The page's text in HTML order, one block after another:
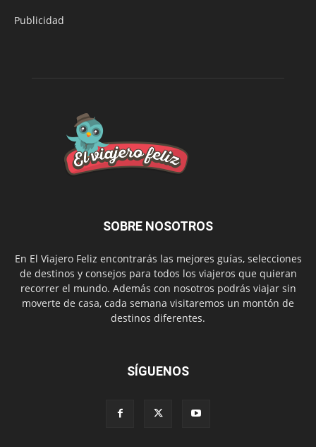
Publicidad
SOBRE NOSOTROS
En El Viajero Feliz encontrarás las mejores guías, selecciones
de destinos y consejos para todos los viajeros que quieran
recorrer el mundo. Además con nosotros podrás viajar sin
moverte de casa, cada semana visitaremos un montón de
destinos diferentes.
SÍGUENOS